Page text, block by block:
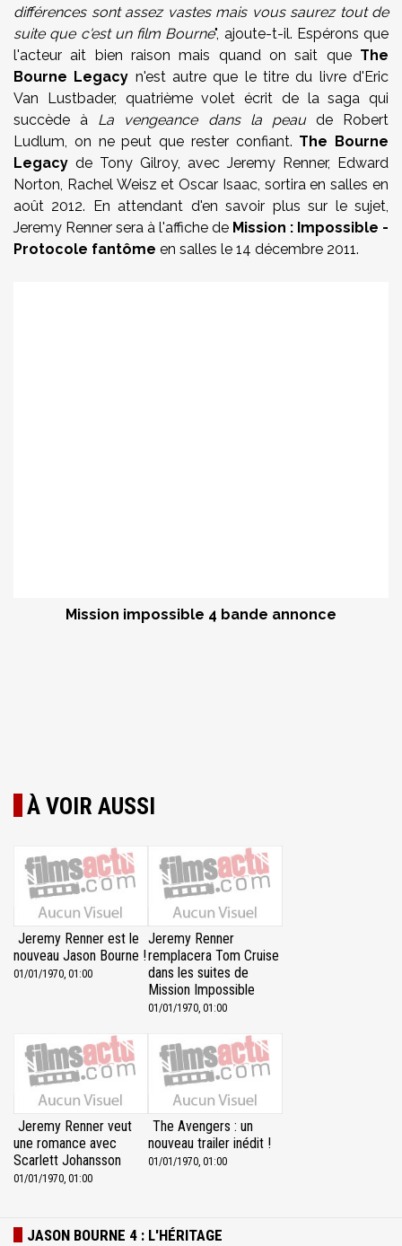
différences sont assez vastes mais vous saurez tout de
suite que c'est un film Bourne", ajoute-t-il. Espérons que
l'acteur ait bien raison mais quand on sait queThe
Bourne Legacy n'est autre que le titre du livre d'Eric
Van Lustbader, quatrième volet écrit de la saga qui
succède à La vengeance dans la peaude Robert
Ludlum, on ne peut que rester confiant. The Bourne
Legacy de Tony Gilroy, avec Jeremy Renner, Edward
Norton, Rachel Weisz et Oscar Isaac, sortira en salles en
août 2012. En attendant d'en savoir plus sur le sujet,
Jeremy Renner sera à l'affiche de Mission : Impossible -
Protocole fantôme en salles le 14 décembre 2011.
Mission impossible 4 bande annonce
À VOIR AUSSI
Jeremy Renner est le
nouveau Jason Bourne !
01/01/1970, 01:00
Jeremy Renner
remplacera Tom Cruise
dans les suites de
Mission Impossible
01/01/1970, 01:00
Jeremy Renner veut
une romance avec
Scarlett Johansson
01/01/1970, 01:00
The Avengers : un
nouveau trailer inédit !
01/01/1970, 01:00
JASON BOURNE 4 : L'HÉRITAGE